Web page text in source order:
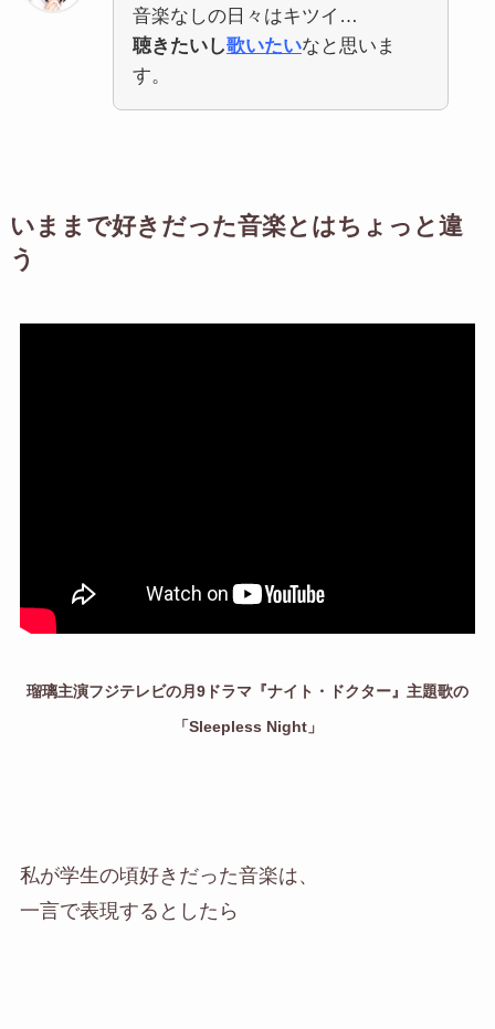
音楽なしの日々はキツイ…
聴きたいし歌いたいなと思いま
す。
いままで好きだった音楽とはちょっと違
う
瑠璃主演フジテレビの月9ドラマ『ナイト・ドクター』主題歌の
「Sleepless Night」
私が学生の頃好きだった音楽は、
一言で表現するとしたら